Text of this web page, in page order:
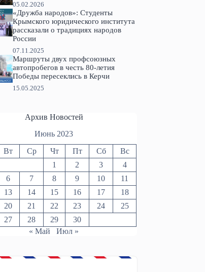
05.02.2026
«Дружба народов»: Студенты
Крымского юридического института
рассказали о традициях народов
России
07.11.2025
Маршруты двух профсоюзных
автопробегов в честь 80-летия
Победы пересеклись в Керчи
15.05.2025
Архив Новостей
Июнь 2023
Вт Ср Чт Пт Сб
Вс
1
2 3
4
6 7 8 9 10
11
13 14 15 16 17
18
20 21 22 23 24
25
27 28 29
30
« Май
Июл »